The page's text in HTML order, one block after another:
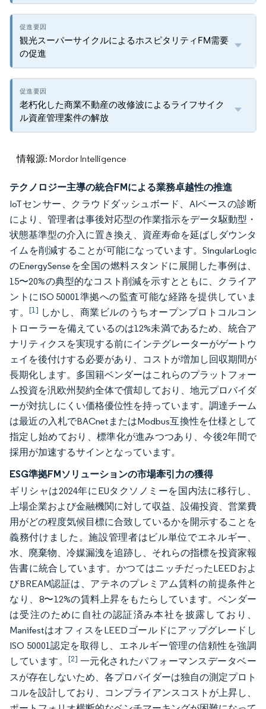
観光スーパーサイクルによるホスピタリティFM需要
の促進
老朽化した商業不動産の改修波によるライフサイク
ル資産管理案件の解放
情報源: Mordor Intelligence
テクノロジー主導の統合FMによる業務卓越性の推進
IoTセンサー、クラウドダッシュボード、AIベースの診断
により、管理者は事後対応型の作業指示をデータ駆動型・
状態基準型の介入に置き換え、資産寿命を延ばしダウンタ
イムを削減することが可能になっています。SingularLogic
のEnergySenseを全国の燃料スタンドに展開した事例は、
15〜20%の典型的なコスト削減を示すとともに、クライア
ントにISO 50001準拠への監査可能な経路を提供していま
す。[1] しかし、商業ビルのうちオープンプロトコルコン
トローラーを備えているのは12%未満であるため、統合ア
ナリティクスを実現する前にインテグレーターがゲートウ
ェイを後付けする必要があり、コストが増加し回収期間が
長期化します。多国籍ベンダーはこれらのプラットフォー
ム投資を汎欧州契約全体で償却しており、地元プロバイダ
ーが対抗しにくい価格優位性を持っています。調達チーム
は最近の入札でBACnetまたはModbus互換性を仕様として
指定し始めており、標準化が進みつつあり、今後2年間で
採用が加速するサインとなっています。
ESG準拠FMソリューションの市場牽引力の獲得
ギリシャは2024年にEUタクソノミーを国内法に移行し、
上場企業および金融機関に対して収益、設備投資、営業費
用がどの程度気候目標に合致しているかを開示することを
義務付けました。施設管理者はビル単位でエネルギー、
水、廃棄物、冷媒漏洩を追跡し、それらの指標を投資家報
告書に統合しています。かつてはニッチだったLEEDおよ
びBREAM認証は、アテネのプレミアム賃料の前提条件と
なり、8〜12%の賃料上昇をもたらしています。ベンダー
は受注のために自社の認証済み本社を披露しており、
ManifestはオフィスをLEEDゴールドにアップグレードし
ISO 50001認定を取得し、エネルギー管理の信頼性を強調
しています。[2] 一元化されたパフォーマンスデータベー
スが存在しないため、各プロバイダーは独自の測定プロト
コルを設計しており、コンプライアンスコストが上昇し、